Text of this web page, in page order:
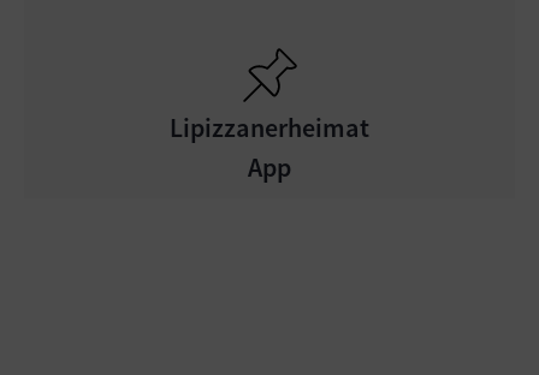
Lipizzanerheimat
App